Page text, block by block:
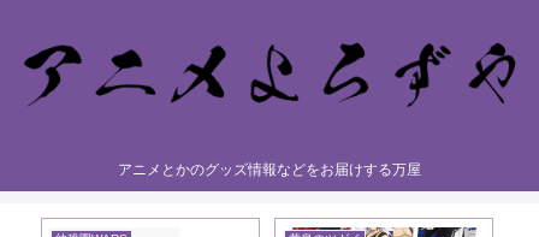
アニメとかのグッズ情報などをお届けする万屋